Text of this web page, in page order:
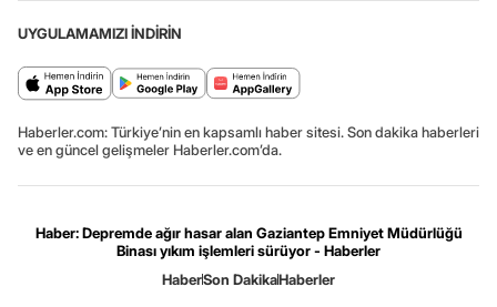
UYGULAMAMIZI İNDİRİN
Haberler.com: Türkiye’nin en kapsamlı haber sitesi. Son dakika haberleri
ve en güncel gelişmeler Haberler.com’da.
Haber: Depremde ağır hasar alan Gaziantep Emniyet Müdürlüğü
Binası yıkım işlemleri sürüyor - Haberler
HaberSon DakikaHaberler